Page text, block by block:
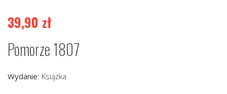
39,90 zł
Pomorze 1807
Wydanie: Książka